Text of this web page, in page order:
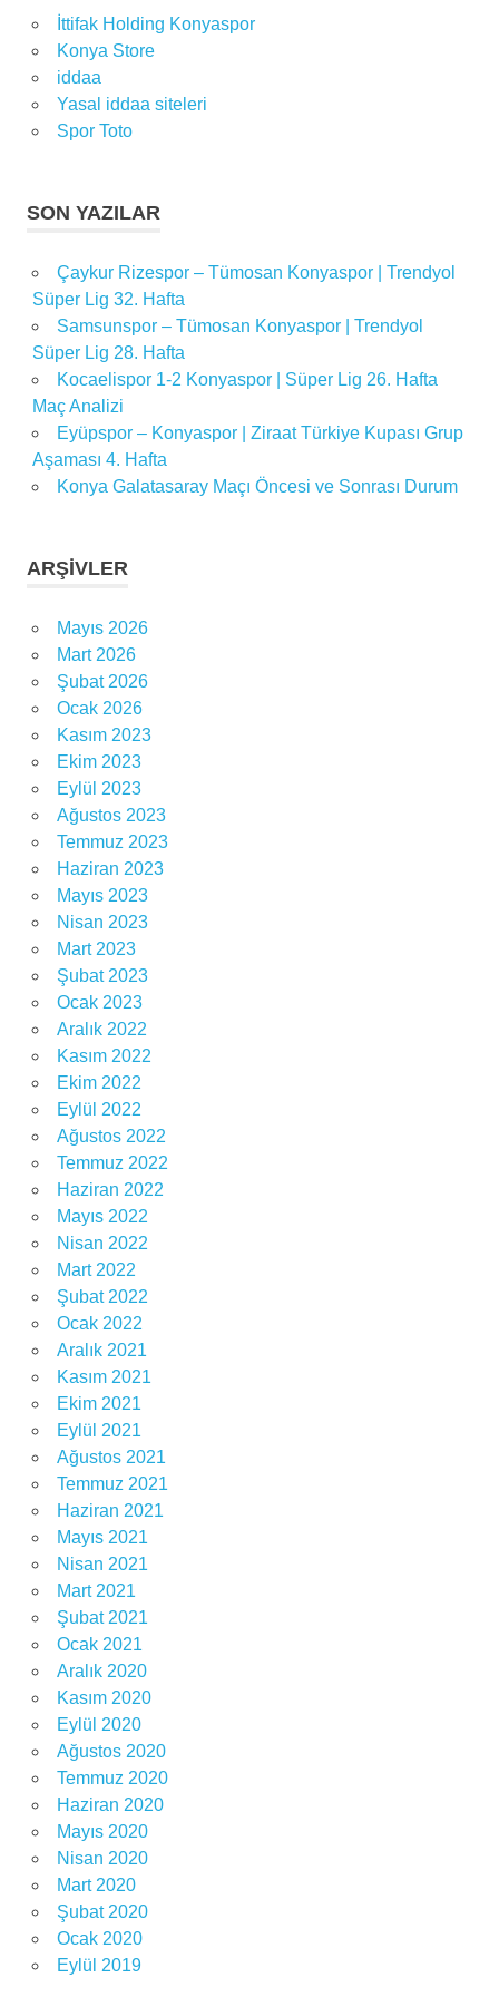
ilhan palut
Konyaspor
Kulübü
konyaspor
maçı
konyaspor
Süper
Lig
süper lig
konyaspor
İttifak Holding Konyaspor
Konya Store
iddaa
Yasal iddaa siteleri
Spor Toto
SON YAZILAR
Çaykur Rizespor – Tümosan Konyaspor | Trendyol
Süper Lig 32. Hafta
Samsunspor – Tümosan Konyaspor | Trendyol
Süper Lig 28. Hafta
Kocaelispor 1-2 Konyaspor | Süper Lig 26. Hafta
Maç Analizi
Eyüpspor – Konyaspor | Ziraat Türkiye Kupası Grup
Aşaması 4. Hafta
Konya Galatasaray Maçı Öncesi ve Sonrası Durum
ARŞIVLER
Mayıs 2026
Mart 2026
Şubat 2026
Ocak 2026
Kasım 2023
Ekim 2023
Eylül 2023
Ağustos 2023
Temmuz 2023
Haziran 2023
Mayıs 2023
Nisan 2023
Mart 2023
Şubat 2023
Ocak 2023
Aralık 2022
Kasım 2022
Ekim 2022
Eylül 2022
Ağustos 2022
Temmuz 2022
Haziran 2022
Mayıs 2022
Nisan 2022
Mart 2022
Şubat 2022
Ocak 2022
Aralık 2021
Kasım 2021
Ekim 2021
Eylül 2021
Ağustos 2021
Temmuz 2021
Haziran 2021
Mayıs 2021
Nisan 2021
Mart 2021
Şubat 2021
Ocak 2021
Aralık 2020
Kasım 2020
Eylül 2020
Ağustos 2020
Temmuz 2020
Haziran 2020
Mayıs 2020
Nisan 2020
Mart 2020
Şubat 2020
Ocak 2020
Eylül 2019